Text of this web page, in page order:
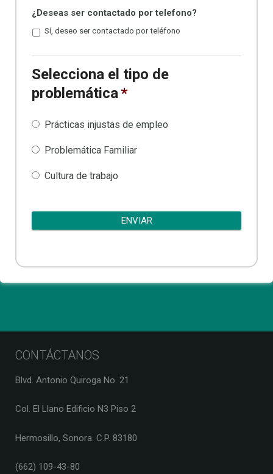
¿Deseas ser contactado por telefono?
Sí, deseo ser contactado por teléfono
Selecciona el tipo de
problemática*
Prácticas injustas de empleo
Problemática Familiar
Cultura de trabajo
CONTÁCTANOS
Blvd. Antonio Quiroga No. 21
Col. El Llano Edificio N3 Piso 2
Hermosillo, Sonora. C.P. 83180
(662) 109-43-80